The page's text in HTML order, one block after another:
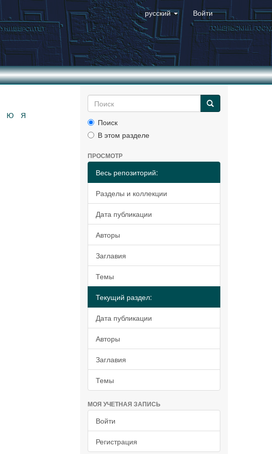
русский Войти
Ю Я
Поиск
В этом разделе
ПРОСМОТР
Весь репозиторий:
Разделы и коллекции
Дата публикации
Авторы
Заглавия
Темы
Текущий раздел:
Дата публикации
Авторы
Заглавия
Темы
МОЯ УЧЕТНАЯ ЗАПИСЬ
Войти
Регистрация